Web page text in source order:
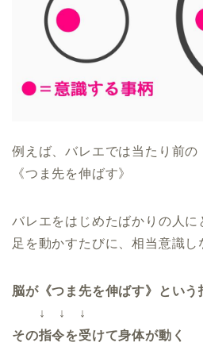
例えば、バレエでは当たり前の
《つま先を伸ばす》
バレエをはじめたばかりの人に
足を動かすたびに、相当意識し
脳が《つま先を伸ばす》という
↓ ↓ ↓
その指令を受けて身体が動く